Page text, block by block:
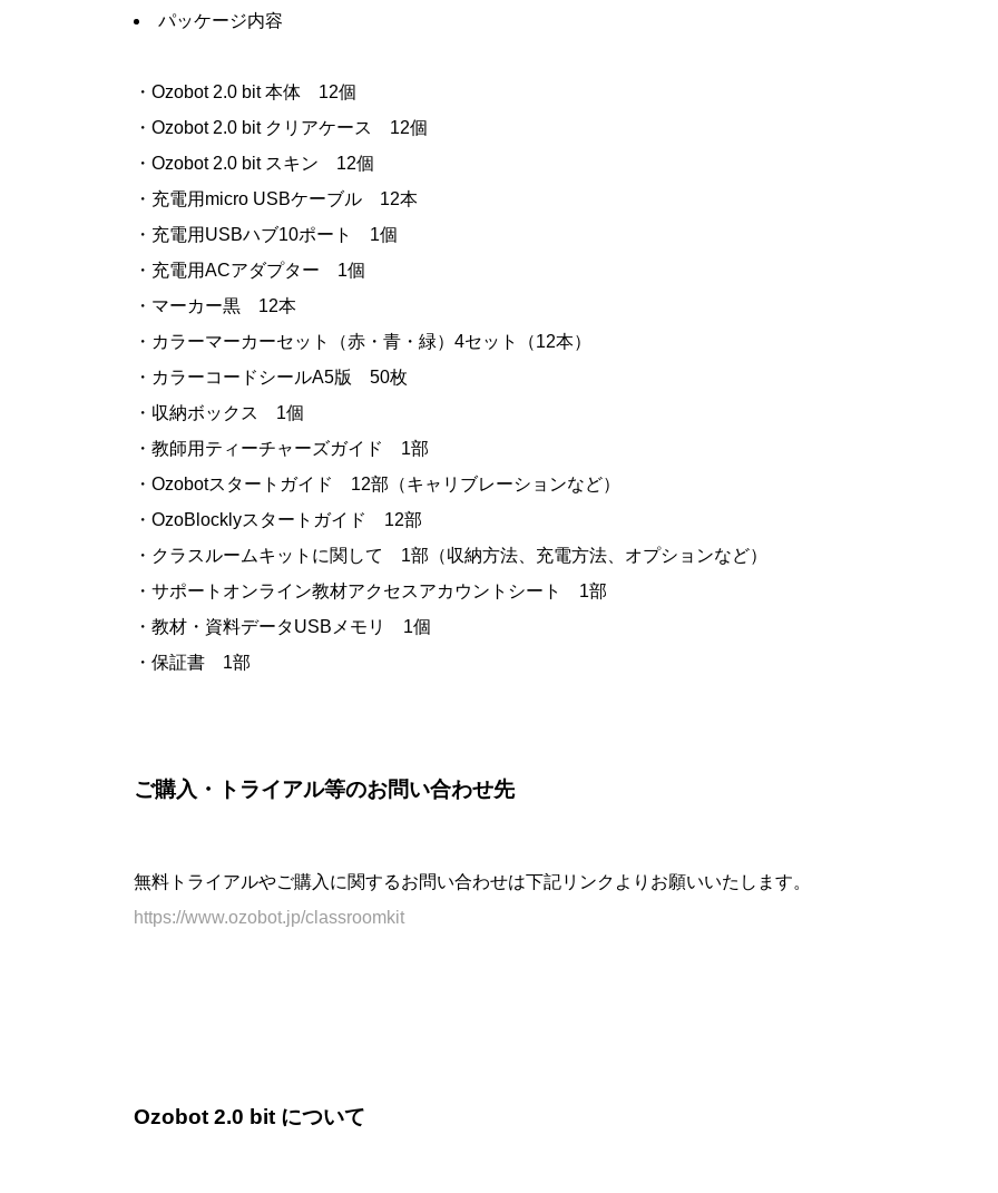
パッケージ内容
・Ozobot 2.0 bit 本体 12個
・Ozobot 2.0 bit クリアケース 12個
・Ozobot 2.0 bit スキン 12個
・充電用micro USBケーブル 12本
・充電用USBハブ10ポート 1個
・充電用ACアダプター 1個
・マーカー黒 12本
・カラーマーカーセット（赤・青・緑）4セット（12本）
・カラーコードシールA5版 50枚
・収納ボックス 1個
・教師用ティーチャーズガイド 1部
・Ozobotスタートガイド 12部（キャリブレーションなど）
・OzoBlocklyスタートガイド 12部
・クラスルームキットに関して 1部（収納方法、充電方法、オプションなど）
・サポートオンライン教材アクセスアカウントシート 1部
・教材・資料データUSBメモリ 1個
・保証書 1部
ご購入・トライアル等のお問い合わせ先
無料トライアルやご購入に関するお問い合わせは下記リンクよりお願いいたします。
https://www.ozobot.jp/classroomkit
Ozobot 2.0 bit について